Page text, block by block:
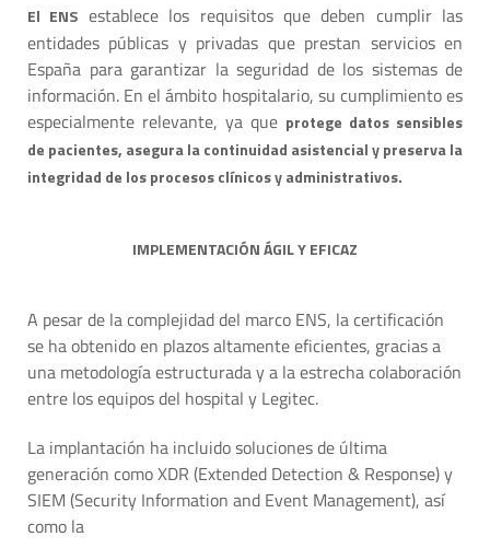
El ENS establece los requisitos que deben cumplir las
entidades públicas y privadas que prestan servicios en
España para garantizar la seguridad de los sistemas de
información. En el ámbito hospitalario, su cumplimiento es
especialmente relevante, ya que protege datos sensibles
de pacientes, asegura la continuidad asistencial y preserva la
integridad de los procesos clínicos y administrativos.
IMPLEMENTACIÓN ÁGIL Y EFICAZ
A pesar de la complejidad del marco ENS, la certificación
se ha obtenido en plazos altamente eficientes, gracias a
una metodología estructurada y a la estrecha colaboración
entre los equipos del hospital y Legitec.
La implantación ha incluido soluciones de última
generación como XDR (Extended Detection & Response) y
SIEM (Security Information and Event Management), así
como la